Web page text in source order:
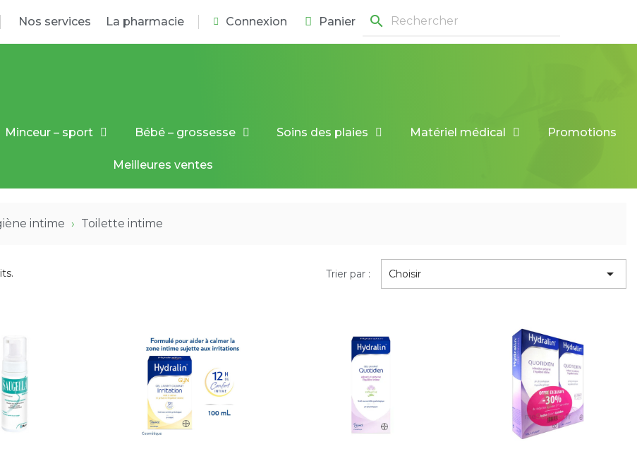
Nos services La pharmacie Connexion Panier search
Minceur – sport Bébé – grossesse Soins des plaies Matériel médical Promotions
Meilleures ventes
intime Toilette intime
Trier par : Choisir 